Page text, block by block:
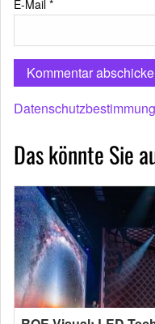
E-Mail *
Das könnte Sie